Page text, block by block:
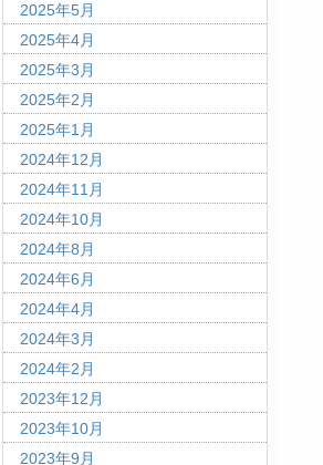
2025年5月
2025年4月
2025年3月
2025年2月
2025年1月
2024年12月
2024年11月
2024年10月
2024年8月
2024年6月
2024年4月
2024年3月
2024年2月
2023年12月
2023年10月
2023年9月